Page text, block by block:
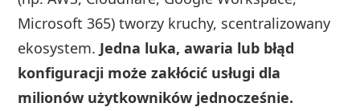
Microsoft 365) tworzy kruchy, scentralizowany
ekosystem. Jedna luka, awaria lub błąd
konfiguracji może zakłócić usługi dla
milionów użytkowników jednocześnie.